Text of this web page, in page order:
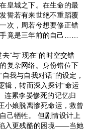
皇城之下。在生命的最
誓若有来世绝不重蹈覆
次，周若兮想要修正错
竟是三年前的自己……
”与“现在”的时空交错
复杂网络。身份错位下
我与自我对话”的设定，
辑，转而深入探讨“命运
连累李晏惨死的记忆归
娘脱离惨死命运，救曾
己牺牲。 但剧情设计上
入更残酷的困境——当她